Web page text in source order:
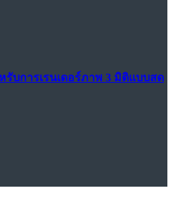
รับการเรนเดอร์ภาพ 3 มิติแบบสด